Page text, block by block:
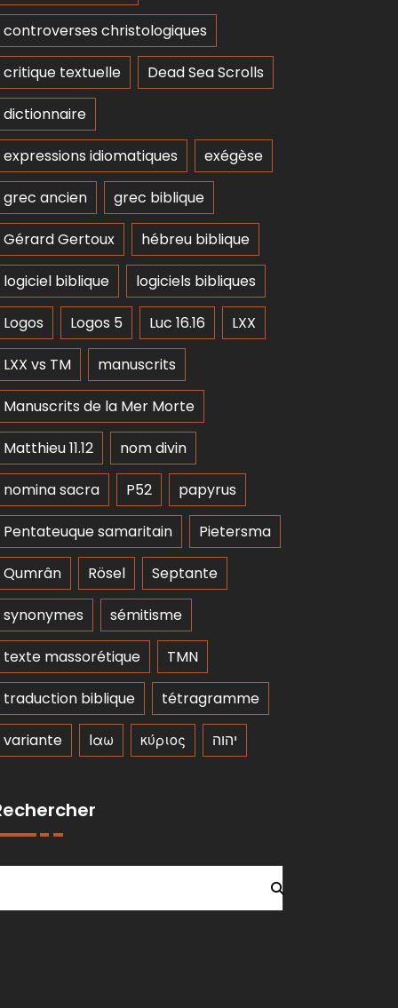
controverses christologiques
critique textuelle Dead Sea Scrolls
dictionnaire
expressions idiomatiques exégèse
grec ancien grec biblique
Gérard Gertoux hébreu biblique
logiciel biblique logiciels bibliques
Logos Logos 5 Luc 16.16 LXX
LXX vs TM manuscrits
Manuscrits de la Mer Morte
Matthieu 11.12 nom divin
nomina sacra P52 papyrus
Pentateuque samaritain Pietersma
Qumrân Rösel Septante
synonymes sémitisme
texte massorétique TMN
traduction biblique tétragramme
variante Ιαω κύριος יהוה